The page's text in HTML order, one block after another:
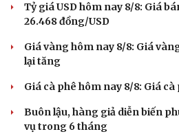
Sức khỏe
Dinh dưỡng - món ngon
Sản phụ khoa
Nhi khoa
Nam khoa
Phòng mạch online
Ăn sạch sống khỏe
Tỷ giá USD hôm nay 8/8: Giá
26.468 đồng/USD
Giá vàng hôm nay 8/8: Giá
lại tăng
Giá cà phê hôm nay 8/8: Giá
Buôn lậu, hàng giả diễn biến
vụ trong 6 tháng